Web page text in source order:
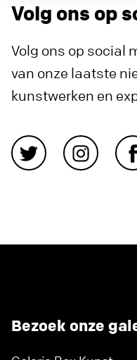
Volg ons op
Volg ons op social
van onze laatste
kunstwerken en
Bezoek onze